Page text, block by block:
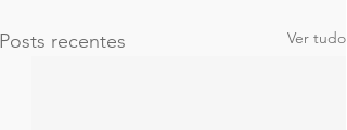
Posts recentes Ver tudo